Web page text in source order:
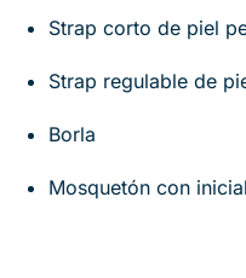
Strap corto de piel
Strap regulable de
Borla
Mosquetón con